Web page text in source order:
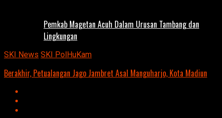
Pemkab Magetan Acuh Dalam Urusan Tambang dan
Lingkungan
SKI News SKI PolHuKam
Berakhir, Petualangan Jago Jambret Asal Manguharjo, Kota Madiun